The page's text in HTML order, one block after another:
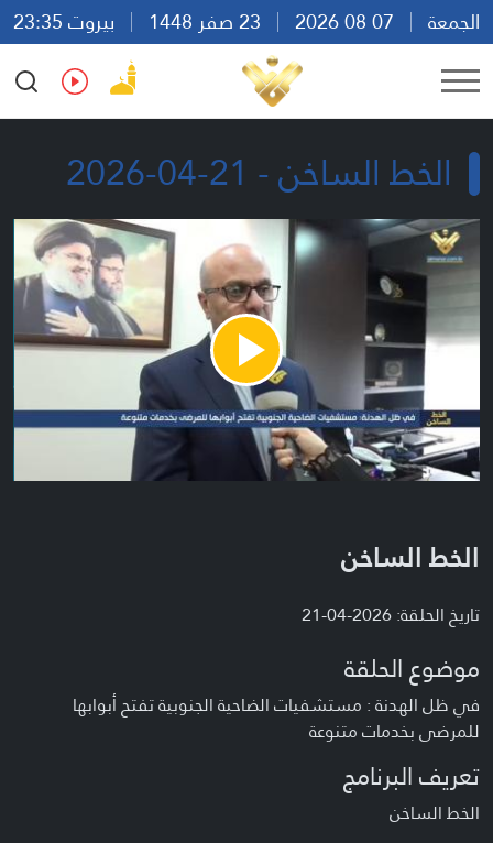
الجمعة
بيروت 23:35
Ar
En Fr Es
الخط الساخن - 21-04-2026
Play
Video
الخط الساخن
تاريخ الحلقة: 2026-04-21
موضوع الحلقة
في ظل الهدنة : مستشفيات الضاحية الجنوبية تفتح أبوابها
للمرضى بخدمات متنوعة
تعريف البرنامج
الخط الساخن